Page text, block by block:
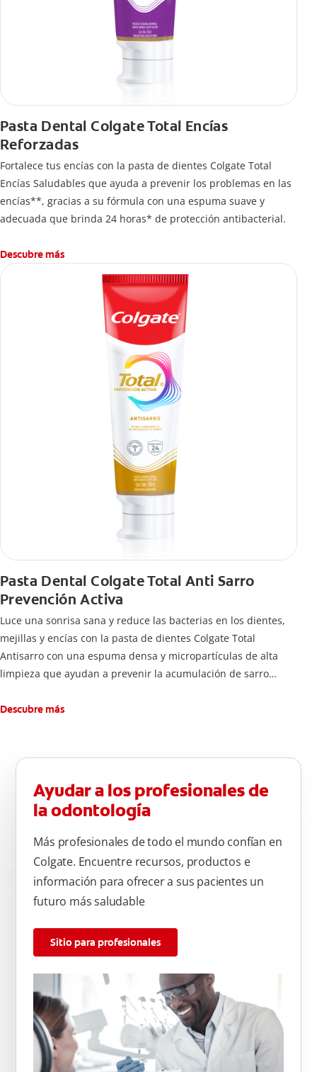
Pasta Dental Colgate Total Encías
Reforzadas
Fortalece tus encías con la pasta de dientes Colgate Total
Encías Saludables que ayuda a prevenir los problemas en las
encías**, gracias a su fórmula con una espuma suave y
adecuada que brinda 24 horas* de protección antibacterial.
Descubre más
Pasta Dental Colgate Total Anti Sarro
Prevención Activa
Luce una sonrisa sana y reduce las bacterias en los dientes,
mejillas y encías con la pasta de dientes Colgate Total
Antisarro con una espuma densa y micropartículas de alta
limpieza que ayudan a prevenir la acumulación de sarro
Descubre más
Ayudar a los profesionales de
la odontología
Más profesionales de todo el mundo confían en
Colgate. Encuentre recursos, productos e
información para ofrecer a sus pacientes un
futuro más saludable
Sitio para profesionales